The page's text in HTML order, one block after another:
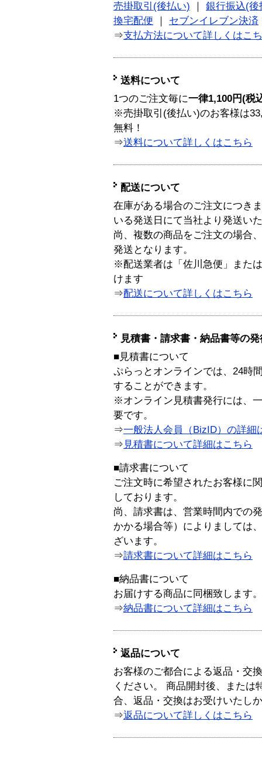
売掛取引(後払い)
銀行振込(後
換宅配便
セブンイレブン決済
⇒支払方法について詳しくはこ
送料について
1つのご注文毎に一律1,100円(税
※売掛取引(後払い)のお客様は
無料！
⇒送料について詳しくはこちら
配送について
在庫がある場合のご注文につき
いる発送日にて当社より発送い
尚、複数の商品をご注文の場合
発送となります。
※配送業者は「佐川急便」また
けます
⇒配送について詳しくはこちら
見積書・請求書・納品書等の
■見積書について
ぷらっとオンラインでは、24時
することができます。
※オンライン見積書発行には、
要です。
⇒一般法人会員（BizID）の詳細
⇒ 見積書について詳細はこちら
■請求書について
ご注文時に希望されたお客様に
しております。
尚、請求書は、営業時間内での
かかる場合等）によりましては
ざいます。
⇒請求書について詳細はこちら
■納品書について
お届けする商品に同梱致します。
⇒納品書について詳細はこちら
返品について
お客様のご都合による返品・交
ください。 商品開封後、または
合、返品・交換はお受けいたし
⇒返品について詳しくはこちら